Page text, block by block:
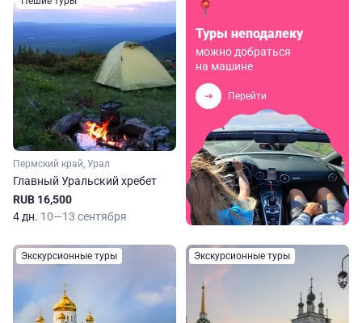
Пермский край, Урал
Главный Уральский хребет
RUB 16,500
4 дн. 10—13 сентября
Туры неподалеку
можно добраться
на машине
Перейти
Экскурсионные туры Экскурсионные туры